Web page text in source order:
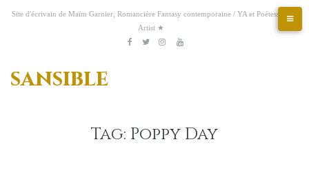
Site d'écrivain de Maïm Garnier, Romancière Fantasy contemporaine / YA et Poétesse &
Artist ★
Etsy
sansible
Tag: Poppy Day